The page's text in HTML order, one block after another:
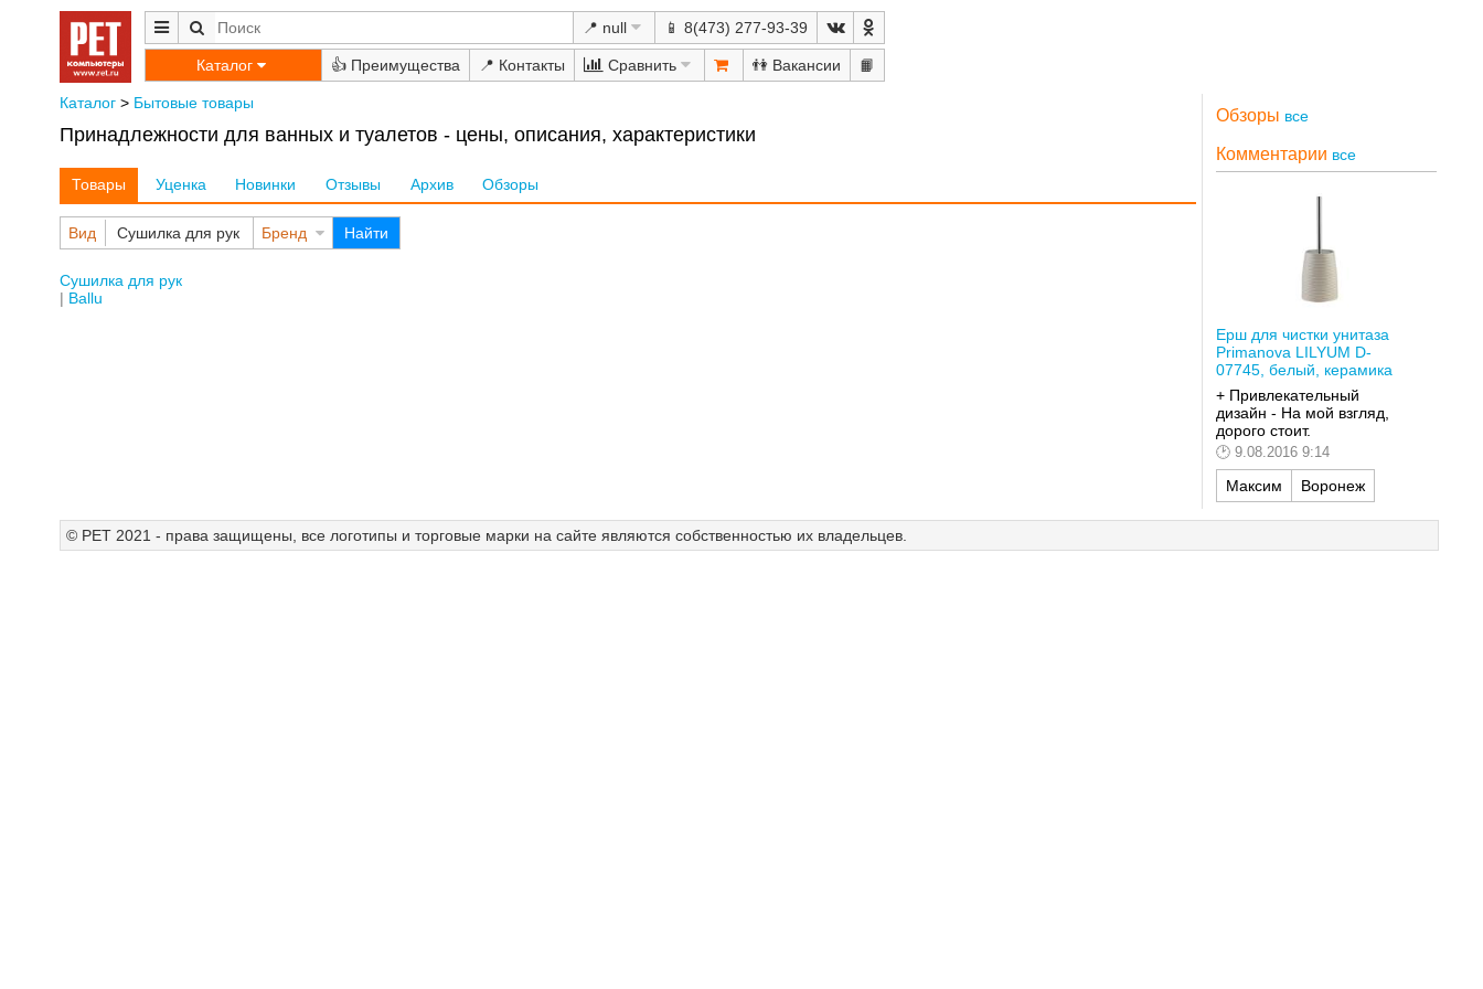
📍 null 📱 8(473) 277-93-39
Каталог 👍 📍 Сравнить 👫 📙
Каталог> Бытовые товары
Принадлежности для ванных и туалетов - цены, описания, характеристики
Товары Уценка Новинки Отзывы Архив Обзоры
Вид Сушилка для рук Бренд Найти
Сушилка для рук
Ballu
Обзоры все
Комментарии все
Ерш для чистки унитаза
Primanova LILYUM D-
07745, белый, керамика
+ Привлекательный
дизайн - На мой взгляд,
дорого стоит.
9.08.2016 9:14
Максим Воронеж
© РЕТ 2021 - права защищены, все логотипы и торговые марки на сайте являются собственностью их владельцев.